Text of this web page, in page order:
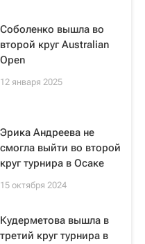
Соболенко вышла во
второй круг Australian
Open
12 января 2025
Эрика Андреева не
смогла выйти во второй
круг турнира в Осаке
15 октября 2024
Кудерметова вышла в
третий круг турнира в